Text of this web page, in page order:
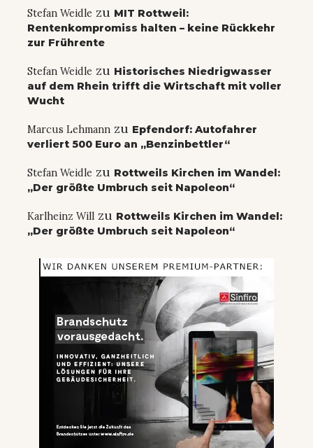
Stefan Weidle zu MIT Rottweil:
Rentenkompromiss halten – keine Rückkehr
zur Frührente
Stefan Weidle zu Historisches Niedrigwasser
auf dem Rhein trifft die Wirtschaft mit voller
Wucht
Marcus Lehmann zu Epfendorf: Autofahrer
verliert 500 Euro an „Benzinbettler“
Stefan Weidle zu Rottweils Kirchen im Wandel:
„Der größte Umbruch seit Napoleon“
Karlheinz Will zu Rottweils Kirchen im Wandel:
„Der größte Umbruch seit Napoleon“